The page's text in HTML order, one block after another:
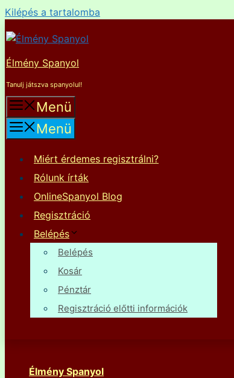
Kilépés a tartalomba
Élmény Spanyol
Tanulj játszva spanyolul!
Menü
Menü
Miért érdemes regisztrálni?
Rólunk írták
OnlineSpanyol Blog
Regisztráció
Belépés
Belépés
Kosár
Pénztár
Regisztráció előtti információk
Élmény Spanyol